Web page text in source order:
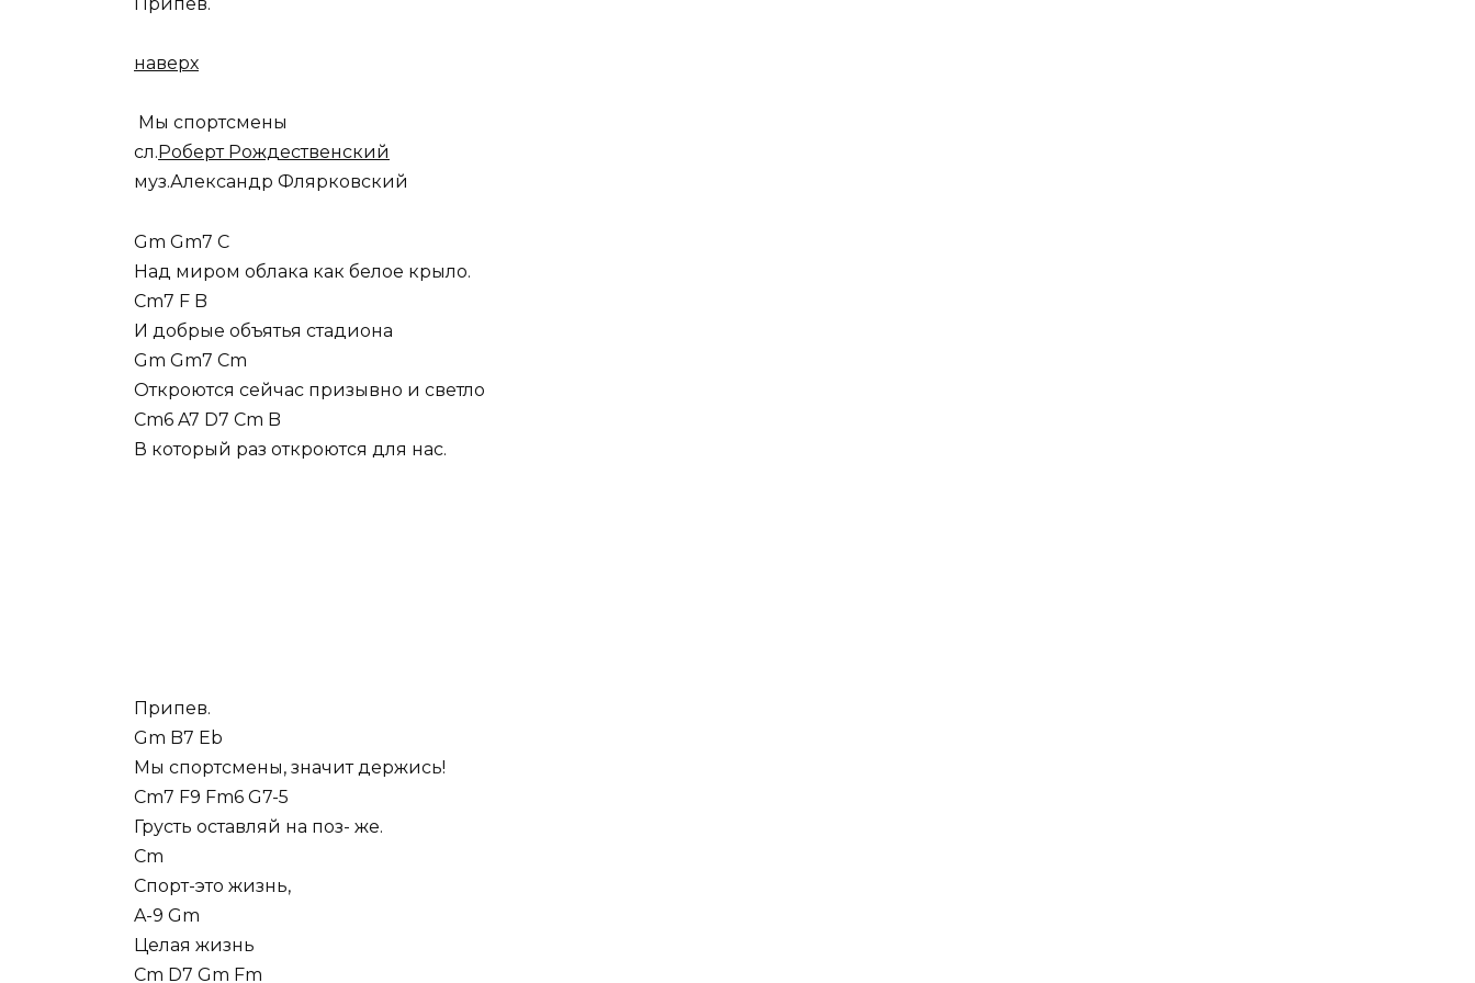
наверх
Мы спортсмены
сл. Роберт Рождественский
муз.Александр Флярковский
Gm Gm7 C
Над миром облака как белое крыло.
Cm7 F B
И добрые объятья стадиона
Gm Gm7 Cm
Откроются сейчас призывно и светло
Cm6 A7 D7 Cm B
В который раз откроются для нас.
Припев.
Gm B7 Eb
Мы спортсмены, значит держись!
Cm7 F9 Fm6 G7-5
Грусть оставляй на поз- же.
Cm
Спорт-это жизнь,
A-9 Gm
Целая жизнь
Cm D7 Gm Fm